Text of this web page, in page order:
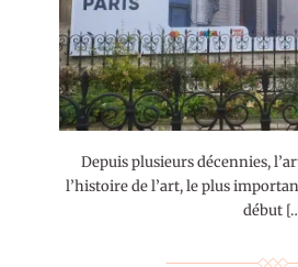
Depuis plusieurs décennies,
l’histoire de l’art, le plus
début